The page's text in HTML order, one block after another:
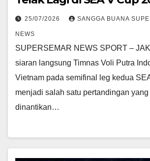
25/07/2026 SANGGA BUANA
NEWS
SUPERSEMAR NEWS SPORT –
siaran langsung Timnas Voli Putra
Vietnam pada semifinal leg kedua
menjadi salah satu pertandingan
dinantikan…